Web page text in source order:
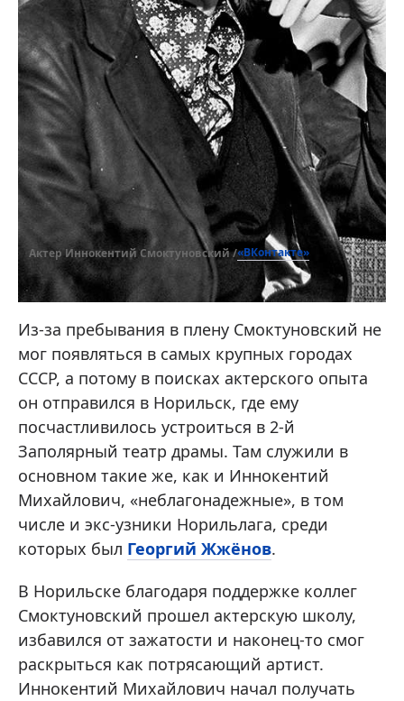
Актер Иннокентий Смоктуновский /«ВКонтакте»
Из-за пребывания в плену Смоктуновский не
мог появляться в самых крупных городах
СССР, а потому в поисках актерского опыта
он отправился в Норильск, где ему
посчастливилось устроиться в 2-й
Заполярный театр драмы. Там служили в
основном такие же, как и Иннокентий
Михайлович, «неблагонадежные», в том
числе и экс-узники Норильлага, среди
которых был Георгий Жжёнов.
В Норильске благодаря поддержке коллег
Смоктуновский прошел актерскую школу,
избавился от зажатости и наконец-то смог
раскрыться как потрясающий артист.
Иннокентий Михайлович начал получать